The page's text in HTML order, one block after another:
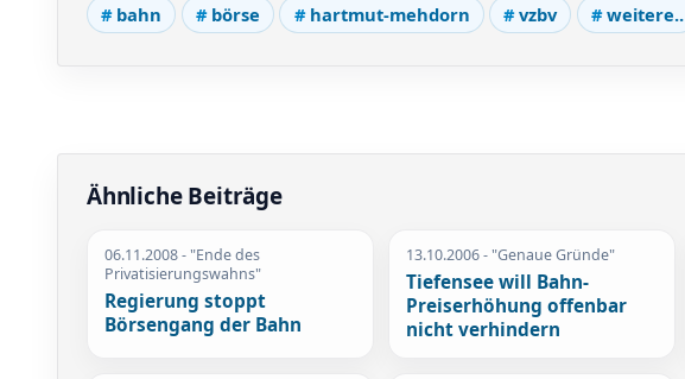
bahn börse hartmut-mehdorn vzbv weitere..
Ähnliche Beiträge
06.11.2008- "Ende des
Privatisierungswahns"
Regierung stoppt
Börsengang der Bahn
13.10.2006- "Genaue Gründe"
Tiefensee will Bahn-
Preiserhöhung offenbar
nicht verhindern